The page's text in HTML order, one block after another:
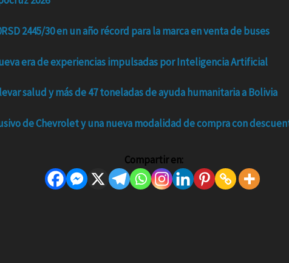
2445/30 en un año récord para la marca en venta de buses
era de experiencias impulsadas por Inteligencia Artificial
salud y más de 47 toneladas de ayuda humanitaria a Bolivia
de Chevrolet y una nueva modalidad de compra con
Compartir en: